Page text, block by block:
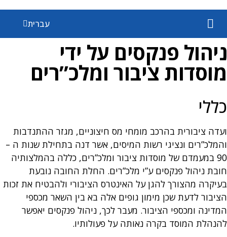
עברית
Español
ניהול פנקסים על ידי
מוסדות ציבור ומלכ”רים
כללי
ועדה ציבורית בהרכב מומחי מס חיצוניים, מגזר ההתנדבות
והמלכ”רים ונציגי רשות המיסים, אשר דנה בתחילת שנות ה –
90 במעמדם של מוסדות ציבור ומלכ”רים, כללה בהמלצותיה
חובת ניהול פנקסים ע”י מלכ”רים. החלת החובה נובעת
בעיקרה מהצורך להגן על האינטרס הציבורי ולהבטיח את זכות
הציבור לדעת שכן מימון גופים אלה בא בין השאר מכספי
המדינה ומכספי הציבור. מעבר לכך, ניהול פנקסים יאפשר
להנהלת המוסד בקרה נאותה על פעולותיו.